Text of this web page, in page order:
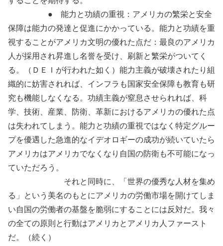
● 能力と功績の重視：アメリカの繁栄と安全
保障は能力の発達と促進にかかっている。能力と功績を重
視することがアメリカ文明の優れた点だ：最良のアメリカ
人が採用され昇進し名誉を受け、刷新と繁栄がついてく
る。（ＤＥＩが行われた如く）能力主義が破壊されたり組
織的に妨害されれば、インフラも国家安全保障も教育も研
究も機能しなくなる。功績主義が窒息させられれば、科
学、技術、産業、防衛、革新におけるアメリカの優れた点
は失われてしまう。能力と功績の重視ではなく特定グルー
プを優遇した急進的なイデオロギーの成功が続いていたら
アメリカはアメリカでなくなり自国の防衛も不可能になっ
ていただろう。
それと同時に、「世界の優秀な人材を集め
る」という美名のもとにアメリカの労働市場を開けてしま
い自国の労働者の基盤を脆弱にすることには反対だ。我々
の全ての原則と行動はアメリカとアメリカ人ファースト
だ。（続く）